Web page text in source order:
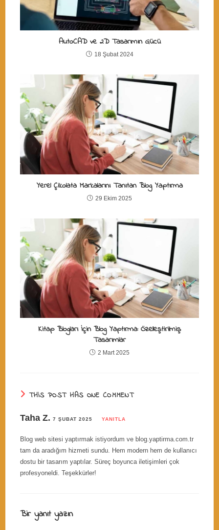
AutoCAD ve 2D Tasarımın Gücü
18 Şubat 2024
Yerel Çikolata Markalarını Tanıtan Blog Yaptırma
29 Ekim 2025
Kitap Blogları İçin Blog Yaptırma: Özelleştirilmiş
Tasarımlar
2 Mart 2025
THIS POST HAS ONE COMMENT
Taha Z. 7 ŞUBAT 2025 YANITLA
Blog web sitesi yaptırmak istiyordum ve blog.yaptirma.com.tr
tam da aradığım hizmeti sundu. Hem modern hem de kullanıcı
dostu bir tasarım yaptılar. Süreç boyunca iletişimleri çok
profesyoneldi. Teşekkürler!
Bir yanıt yazın